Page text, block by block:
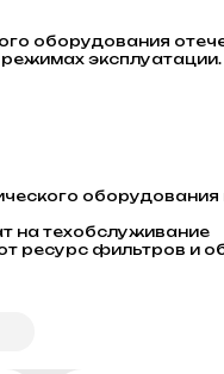
оборудования
эксплуатации.
оборудования
на техобслуживание
ресурс фильтров и